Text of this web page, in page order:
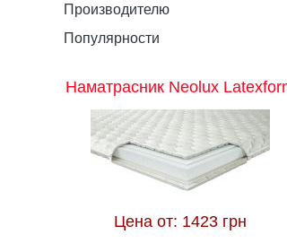
Производителю
Популярности
Наматрасник Neolux
Цена от: 1423 грн